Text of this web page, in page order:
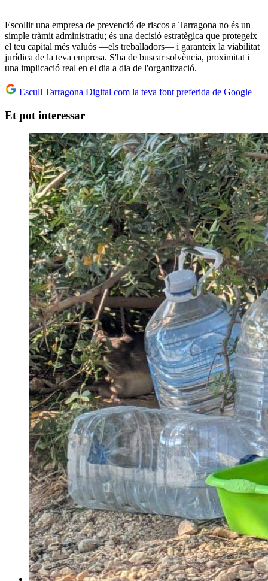
Escollir una empresa de prevenció de riscos a Tarragona no és un
simple tràmit administratiu; és una decisió estratègica que protegeix
el teu capital més valuós —els treballadors— i garanteix la viabilitat
jurídica de la teva empresa. S'ha de buscar solvència, proximitat i
una implicació real en el dia a dia de l'organització.
Escull Tarragona Digital com la teva font preferida de Google
Et pot interessar